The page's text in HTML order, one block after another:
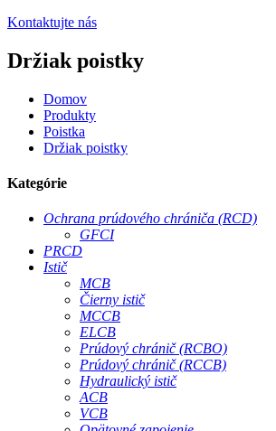
Kontaktujte nás
Držiak poistky
Domov
Produkty
Poistka
Držiak poistky
Kategórie
Ochrana prúdového chrániča (RCD)
GFCI
PRCD
Istič
MCB
Čierny istič
MCCB
ELCB
Prúdový chránič (RCBO)
Prúdový chránič (RCCB)
Hydraulický istič
ACB
VCB